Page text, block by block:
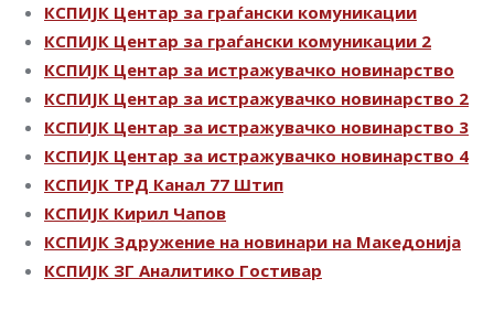
КСПИЈК Центар за граѓански комуникации
КСПИЈК Центар за граѓански комуникации 2
КСПИЈК Центар за истражувачко новинарство
КСПИЈК Центар за истражувачко новинарство 2
КСПИЈК Центар за истражувачко новинарство 3
КСПИЈК Центар за истражувачко новинарство 4
КСПИЈК ТРД Канал 77 Штип
КСПИЈК Кирил Чапов
КСПИЈК Здружение на новинари на Македонија
КСПИЈК ЗГ Аналитико Гостивар